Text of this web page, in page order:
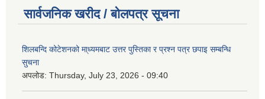
सार्वजनिक खरीद / बोलपत्र सूचना
शिलबन्दि कोटेशनको मा्ध्यमबाट उत्तर पुस्तिका र प्रश्न पत्र छपाइ सम्बन्धि
सुचना
अपलोड: Thursday, July 23, 2026 - 09:40